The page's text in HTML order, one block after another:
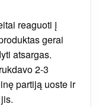
reaguoti į
gerai
atsargas.
2-3
partiją uoste ir